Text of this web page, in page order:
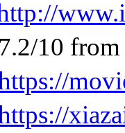
10 from